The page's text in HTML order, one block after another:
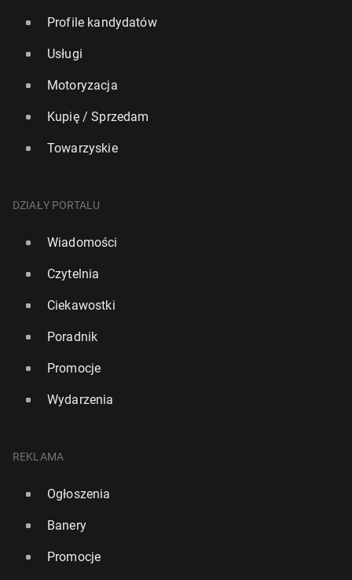
Profile kandydatów
Usługi
Motoryzacja
Kupię / Sprzedam
Towarzyskie
DZIAŁY PORTALU
Wiadomości
Czytelnia
Ciekawostki
Poradnik
Promocje
Wydarzenia
REKLAMA
Ogłoszenia
Banery
Promocje